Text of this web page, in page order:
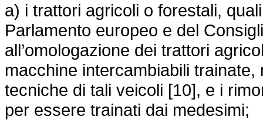
a) i trattori agricoli o forestali,
Parlamento europeo e del
all’omologazione dei trattori
macchine intercambiabili
tecniche di tali veicoli [10], e i
per essere trainati dai medesimi;